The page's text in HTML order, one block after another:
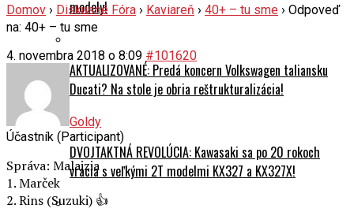
modely!
AKTUALIZOVANÉ: Predá koncern Volkswagen taliansku
Ducati? Na stole je obria reštrukturalizácia!
DVOJTAKTNÁ REVOLÚCIA: Kawasaki sa po 20 rokoch
vracia s veľkými 2T modelmi KX327 a KX327X!
Domov › Diskusné Fóra › Kaviareň › 40+ – tu sme › Odpoveď
na: 40+ – tu sme
4. novembra 2018 o 8:09 #101620
Goldy
Účastník (Participant)
Správa: Malajzia
1. Marček
2. Rins (Suzuki) 👍